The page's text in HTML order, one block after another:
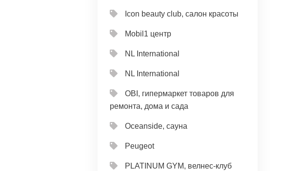
Icon beauty club, салон красоты
Mobil1 центр
NL International
NL International
OBI, гипермаркет товаров для
ремонта, дома и сада
Oceanside, сауна
Peugeot
PLATINUM GYM, велнес-клуб